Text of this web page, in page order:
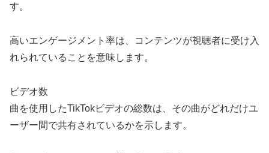
す。
高いエンゲージメント率は、コンテンツが視聴者に受け入
れられていることを意味します。
ビデオ数
曲を使用したTikTokビデオの総数は、その曲がどれだけユ
ーザー間で共有されているかを示します。